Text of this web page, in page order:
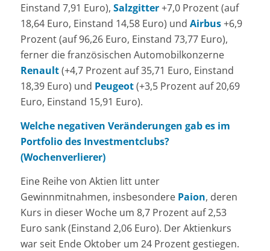
Einstand 7,91 Euro), Salzgitter+7,0 Prozent (auf
18,64 Euro, Einstand 14,58 Euro) und Airbus+6,9
Prozent (auf 96,26 Euro, Einstand 73,77 Euro),
ferner die französischen Automobilkonzerne
Renault(+4,7 Prozent auf 35,71 Euro, Einstand
18,39 Euro) und Peugeot(+3,5 Prozent auf 20,69
Euro, Einstand 15,91 Euro).
Welche negativen Veränderungen gab es im
Portfolio des Investmentclubs?
(Wochenverlierer)
Eine Reihe von Aktien litt unter
Gewinnmitnahmen, insbesondere Paion, deren
Kurs in dieser Woche um 8,7 Prozent auf 2,53
Euro sank (Einstand 2,06 Euro). Der Aktienkurs
war seit Ende Oktober um 24 Prozent gestiegen.